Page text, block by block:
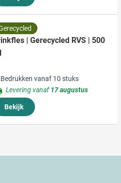
| Gerecycled RVS | 500
Bedrukken vanaf 10 stuks
Levering vanaf17 augustus
Bekijk